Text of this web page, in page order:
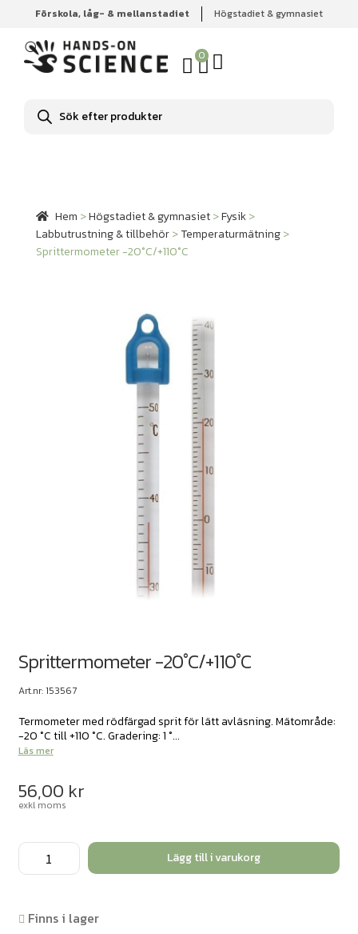
Förskola, låg- & mellanstadiet Högstadiet & gymnasiet
0
Produktsökning
Hem Högstadiet & gymnasiet Fysik
Labbutrustning &
tillbehör
Temperaturmätning
Hem >Högstadiet & gymnasiet>Fysik>
Labbutrustning & tillbehör>Temperaturmätning>
Sprittermometer -20°C/+110°C
Sprittermometer -20°C/+110°C
Art.nr: 153567
Termometer med rödfärgad sprit för lätt avläsning. Mätområde:
-20 °C till +110 °C. Gradering: 1 °...
Läs mer
56,00 kr
exkl moms
Sprittermometer
-20°C/+110°C
Lägg till i varukorg
Finns i lager